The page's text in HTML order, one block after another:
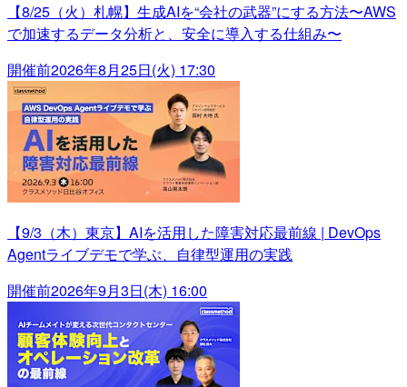
【8/25（火）札幌】生成AIを“会社の武器”にする方法〜AWS
で加速するデータ分析と、安全に導入する仕組み〜
開催前2026年8月25日(火) 17:30
【9/3（木）東京】AIを活用した障害対応最前線 | DevOps
Agentライブデモで学ぶ、自律型運用の実践
開催前2026年9月3日(木) 16:00